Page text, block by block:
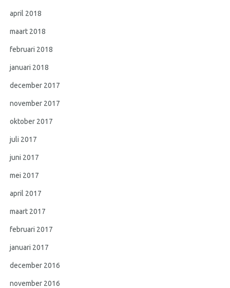
april 2018
maart 2018
februari 2018
januari 2018
december 2017
november 2017
oktober 2017
juli 2017
juni 2017
mei 2017
april 2017
maart 2017
februari 2017
januari 2017
december 2016
november 2016